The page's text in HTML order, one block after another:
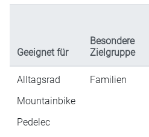
Geeignet für
Besondere
Zielgruppe
Alltagsrad
Mountainbike
Pedelec
Familien